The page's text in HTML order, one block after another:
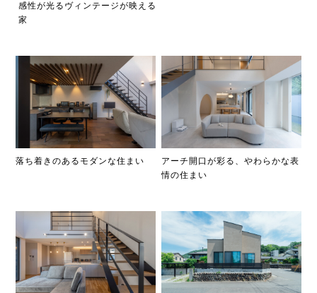
感性が光るヴィンテージが映える
家
落ち着きのあるモダンな住まい
アーチ開口が彩る、やわらかな表
情の住まい